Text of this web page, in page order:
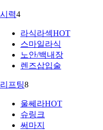
시력4
라식라섹HOT
스마일라식
노안/백내장
렌즈삽입술
리프팅8
울쎄라HOT
슈링크
써마지